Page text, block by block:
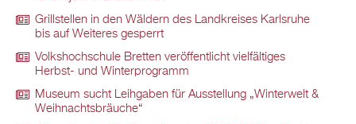
Grill­stel­len in den Wäl­dern des Land­krei­ses Karls­ru­he
bis auf Wei­te­res ge­sperrt
Volks­hoch­schu­le Brett­en ver­öf­fent­licht viel­fäl­ti­ges
Herbst- und Win­ter­pro­gramm
Mu­se­um sucht Leih­ga­ben für Aus­stel­lung „Win­ter­welt &
Weih­nachts­bräu­che“